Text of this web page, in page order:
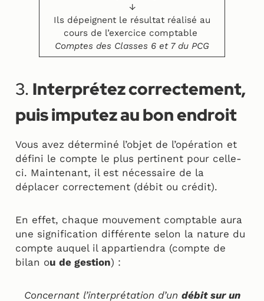
↓
Ils dépeignent le résultat réalisé au
cours de l’exercice comptable
Comptes des Classes 6 et 7 du PCG
3. Interprétez correctement,
puis imputez au bon endroit
Vous avez déterminé l’objet de l’opération et
défini le compte le plus pertinent pour celle-
ci. Maintenant, il est nécessaire de la
déplacer correctement (débit ou crédit).
En effet, chaque mouvement comptable aura
une signification différente selon la nature du
compte auquel il appartiendra (compte de
bilan ou de gestion) :
Concernant l’interprétation d’un débit sur un